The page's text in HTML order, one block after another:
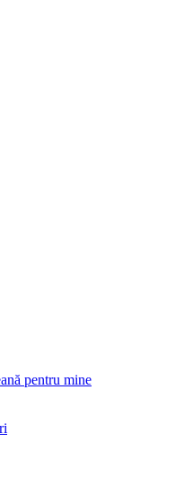
pentru mine